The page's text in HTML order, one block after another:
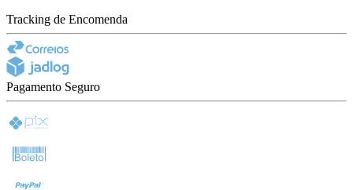
Tracking de Encomenda
Pagamento Seguro